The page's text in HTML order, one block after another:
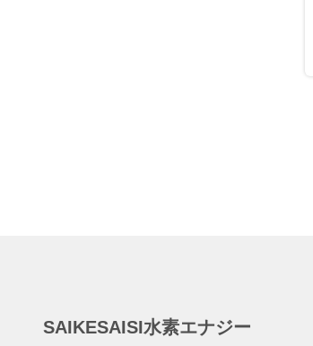
SAIKESAISI水素エナジー